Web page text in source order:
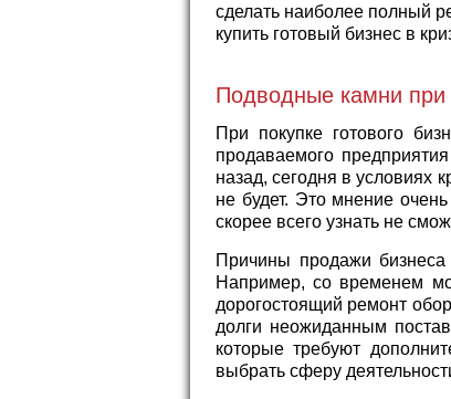
сделать наиболее полный
купить готовый бизнес в
Подводные камни при
При покупке готового
продаваемого
назад, сегодня в условиях
не будет. Это мнение
скорее всего узнать не
Причины продажи бизнеса
Например, со временем
дорогостоящий ремонт
долги неожиданным
которые требуют
выбрать сферу